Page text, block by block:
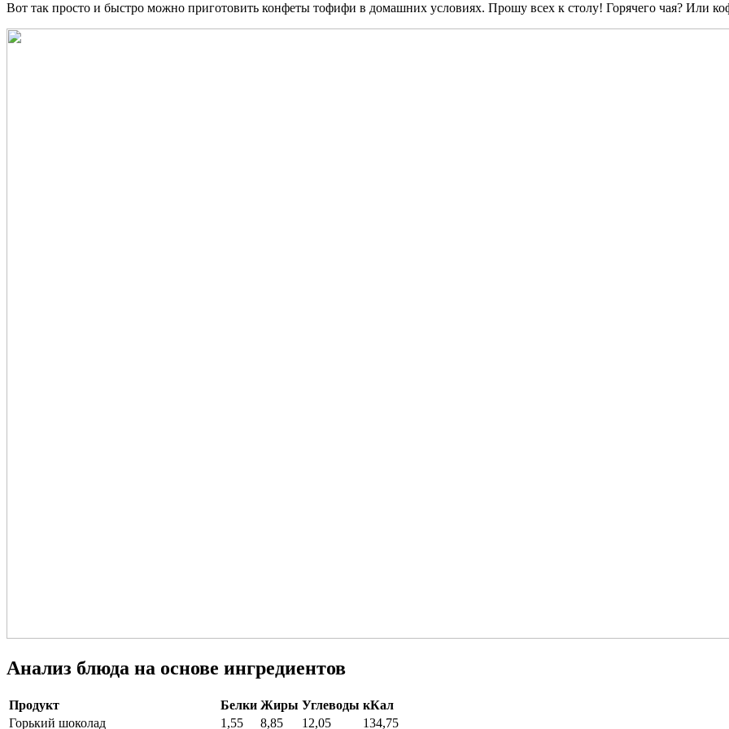
Вот так просто и быстро можно приготовить конфеты тофифи в домашних условиях. Прошу всех к столу! Горячего чая? Или
Анализ блюда на основе ингредиентов
Продукт Белки Жиры Углеводы кКал
Горький шоколад
1,55 8,85 12,05 134,75